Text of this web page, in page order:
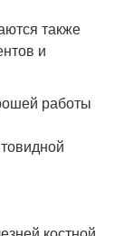
также
и
работы